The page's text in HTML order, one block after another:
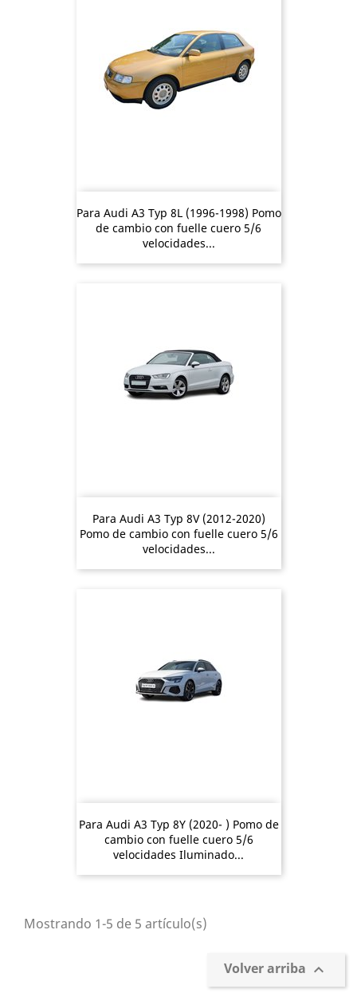
Para Audi A3 Typ 8L (1996-1998) Pomo
de cambio con fuelle cuero 5/6
velocidades...
Para Audi A3 Typ 8V (2012-2020)
Pomo de cambio con fuelle cuero 5/6
velocidades...
Para Audi A3 Typ 8Y (2020- ) Pomo de
cambio con fuelle cuero 5/6
velocidades Iluminado...
Mostrando 1-5 de 5 artículo(s)
Volver arriba 